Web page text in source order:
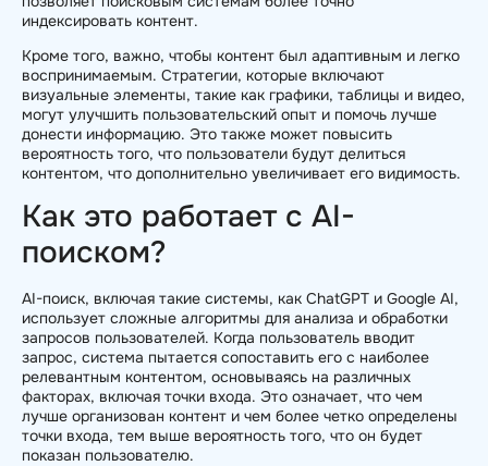
индексировать контент.
Кроме того, важно, чтобы контент был адаптивным и легко
воспринимаемым. Стратегии, которые включают
визуальные элементы, такие как графики, таблицы и видео,
могут улучшить пользовательский опыт и помочь лучше
донести информацию. Это также может повысить
вероятность того, что пользователи будут делиться
контентом, что дополнительно увеличивает его видимость.
Как это работает с AI-
поиском?
AI-поиск, включая такие системы, как ChatGPT и Google AI,
использует сложные алгоритмы для анализа и обработки
запросов пользователей. Когда пользователь вводит
запрос, система пытается сопоставить его с наиболее
релевантным контентом, основываясь на различных
факторах, включая точки входа. Это означает, что чем
лучше организован контент и чем более четко определены
точки входа, тем выше вероятность того, что он будет
показан пользователю.